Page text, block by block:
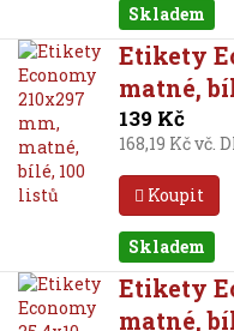
Skladem
Etikety
matné,
139 Kč
168,19 Kč vč.
Koupit
Skladem
Etikety
matné,